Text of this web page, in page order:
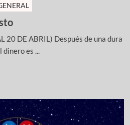
20 DE ABRIL) Después de una dura
dinero es ...